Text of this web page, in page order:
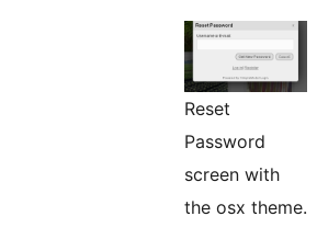
Reset
Password
screen with
the osx theme.